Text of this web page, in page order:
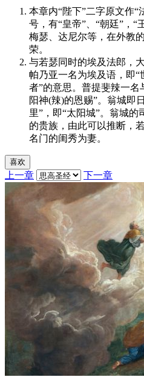
本章内“陛下”二字原文作
号，有“皇帝”、“朝廷”，“
梅瑟、达尼尔等，在外教
荣。
与若瑟同时的埃及法郎，
帕乃亚一名为埃及语，即“
者”的意思。普提斐辣一名
阳神(辣)的恩赐”。翁城即
里”，即“太阳城”。翁城
的贵族，由此可以推断，
名门的闺秀为妻。
喜欢
上一章 下一章